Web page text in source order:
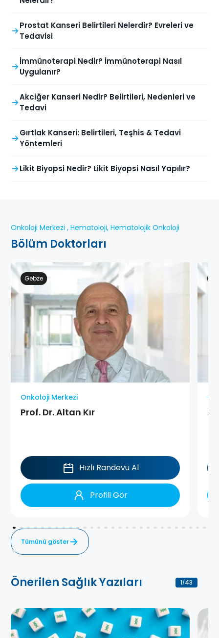
Prostat Kanseri Belirtileri Nelerdir? Evreleri ve
Tedavisi
İmmünoterapi Nedir? İmmünoterapi Nasıl
Uygulanır?
Akciğer Kanseri Nedir? Belirtileri, Nedenleri ve
Tedavi
Gırtlak Kanseri: Belirtileri, Teşhis & Tedavi
Yöntemleri
Likit Biyopsi Nedir? Likit Biyopsi Nasıl Yapılır?
Onkoloji Merkezi , Hematoloji, Hematolojik Onkoloji
Bölüm Doktorları
Gebze
Onkoloji Merkezi
Prof. Dr. Altan Kır
Hızlı Randevu Al
Profili Gör
Tümünü göster
Önerilen Sağlık Yazıları 1/43